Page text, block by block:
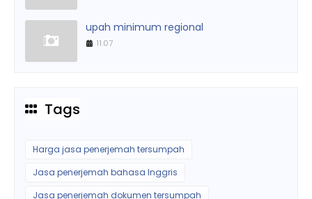
upah minimum regional
11.07
Tags
Harga jasa penerjemah tersumpah
Jasa penerjemah bahasa Inggris
Jasa penerjemah dokumen tersumpah